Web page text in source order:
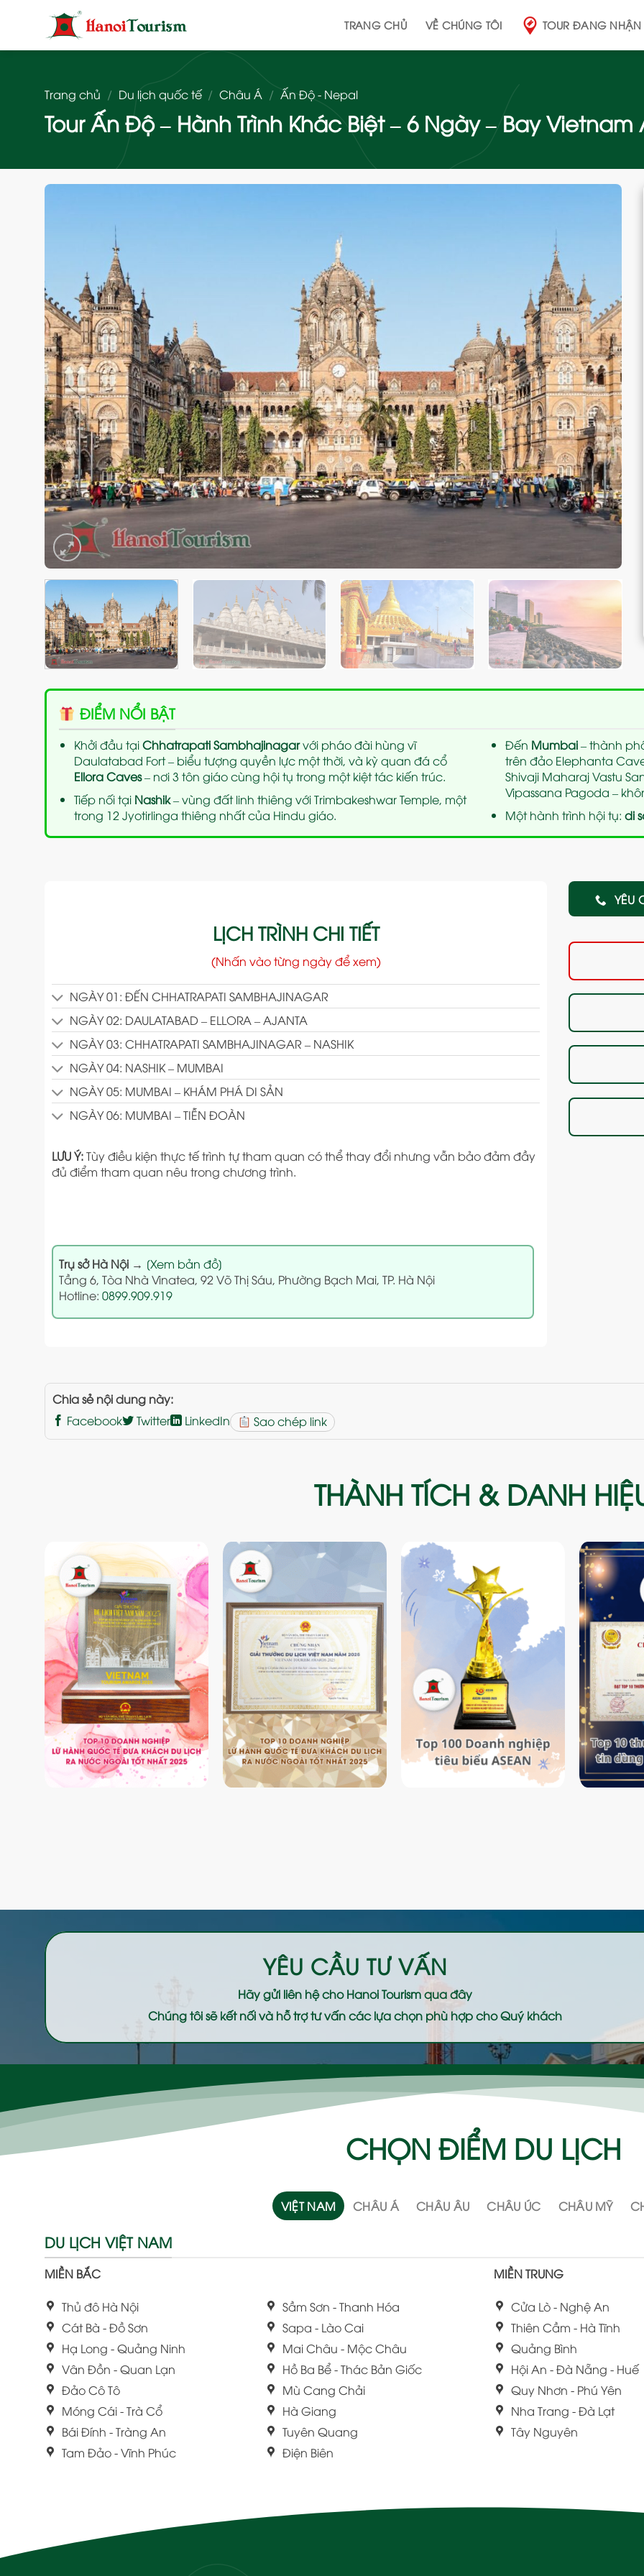
dung
TRANG CHỦ VỀ CHÚNG TÔI TOUR ĐANG
Trang chủ / Du lịch quốc tế / Châu Á / Ấn Độ - Nepal
Tour Ấn Độ – Hành Trình Khác Biệt – 6 Ngày – Bay Vietnam
ĐIỂM NỔI BẬT
Khởi đầu tạiChhatrapati Sambhajinagarvới pháo đài hùng vĩ
Daulatabad Fort – biểu tượng quyền lực một thời, và kỳ quan đá cổ
Ellora Caves– nơi 3 tôn giáo cùng hội tụ trong một kiệt tác kiến trúc.
Tiếp nối tại Nashik– vùng đất linh thiêng với Trimbakeshwar Temple, một
trong 12 Jyotirlinga thiêng nhất của Hindu giáo.
Đến Mumbai– thành
trên đảo Elephanta
Shivaji Maharaj Vastu
Vipassana Pagoda –
Một hành trình hội tụ: di
LỊCH TRÌNH CHI TIẾT
(Nhấn vào từng ngày để xem)
NGÀY 01: ĐẾN CHHATRAPATI SAMBHAJINAGAR
NGÀY 02: DAULATABAD – ELLORA – AJANTA
NGÀY 03: CHHATRAPATI SAMBHAJINAGAR – NASHIK
NGÀY 04: NASHIK – MUMBAI
NGÀY 05: MUMBAI – KHÁM PHÁ DI SẢN
NGÀY 06: MUMBAI – TIỄN ĐOÀN
LƯU Ý:Tùy điều kiện thực tế trình tự tham quan có thể thay đổi nhưng vẫn bảo đảm đầy
đủ điểm tham quan nêu trong chương trình.
Trụ sở Hà Nội→ [Xem bản đồ]
Tầng 6, Tòa Nhà Vinatea, 92 Võ Thị Sáu, Phường Bạch Mai, TP. Hà Nội
Hotline: 0899.909.919
YÊU
Chia sẻ nội dung này:
Facebook
Twitter LinkedIn Sao chép link
THÀNH TÍCH & DANH
YÊU CẦU TƯ VẤN
Hãy gửi liên hệ choHanoi Tourismqua đây
Chúng tôi sẽ kết nối và hỗ trợ tư vấn các lựa chọn phù hợp cho Quý khách
CHỌN ĐIỂM DU LỊCH
VIỆT NAM CHÂU Á CHÂU ÂU CHÂU ÚC CHÂU MỸ
DU LỊCH VIỆT NAM
MIỀN BẮC
Thủ đô Hà Nội
Cát Bà - Đồ Sơn
Hạ Long - Quảng Ninh
Vân Đồn - Quan Lạn
Đảo Cô Tô
Móng Cái - Trà Cổ
Bái Đính - Tràng An
Tam Đảo - Vĩnh Phúc
Sầm Sơn - Thanh Hóa
Sapa - Lào Cai
Mai Châu - Mộc Châu
Hồ Ba Bể - Thác Bản Giốc
Mù Cang Chải
Hà Giang
Tuyên Quang
Điện Biên
MIỀN TRUNG
Cửa Lò - Nghệ An
Thiên Cầm - Hà Tĩnh
Quảng Bình
Hội An - Đà Nẵng - Huế
Quy Nhơn - Phú Yên
Nha Trang - Đà Lạt
Tây Nguyên